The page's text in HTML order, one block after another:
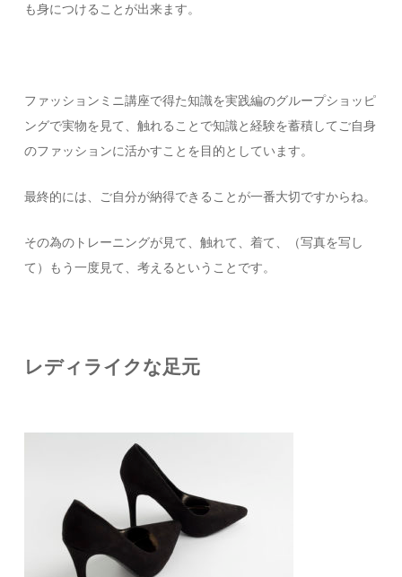
も身につけることが出来ます。
ファッションミニ講座で得た知識を実践編のグループショッピ
ングで実物を見て、触れることで知識と経験を蓄積してご自身
のファッションに活かすことを目的としています。
最終的には、ご自分が納得できることが一番大切ですからね。
その為のトレーニングが見て、触れて、着て、（写真を写し
て）もう一度見て、考えるということです。
レディライクな足元